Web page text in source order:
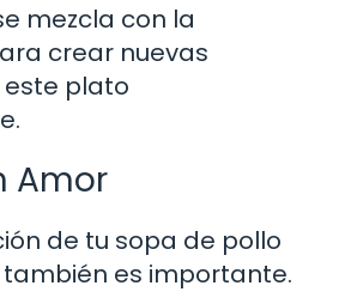
mezcla con la
crear nuevas
plato
Amor
de tu sopa de pollo
es importante.